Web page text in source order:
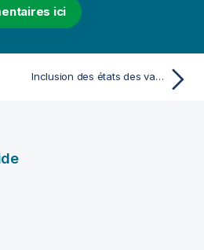
ici
Inclusion des états des variables dans les favoris et les rapports